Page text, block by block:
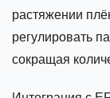
растяжении
регулировать
сокращая